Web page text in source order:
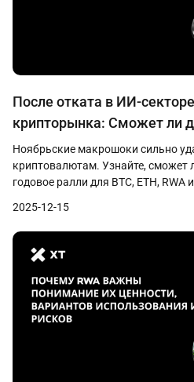
После отката в ИИ-
крипторынка: Сможет ли
ралли в конце года?
Ноябрьские макрошоки сильно
криптовалютам. Узнайте, сможет
годовое ралли для BTC, ETH, RWA
2025-12-15